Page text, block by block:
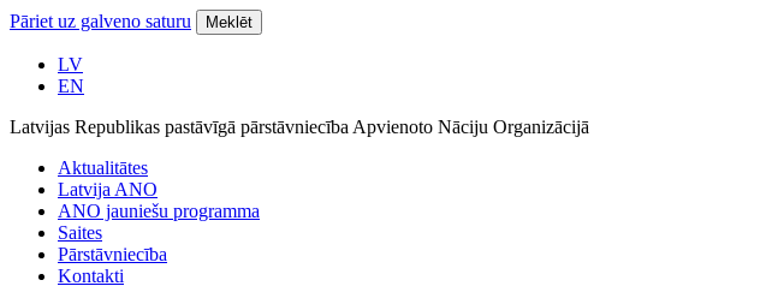
Pāriet uz galveno saturu Meklēt
LV
EN
Latvijas Republikas pastāvīgā pārstāvniecība Apvienoto Nāciju Organizācijā
Aktualitātes
Latvija ANO
ANO jauniešu programma
Saites
Pārstāvniecība
Kontakti